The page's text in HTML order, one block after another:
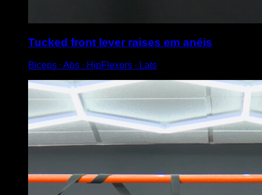
Tucked front lever raises em anéis
Biceps ∙ Abs ∙ HipFlexors ∙ Lats